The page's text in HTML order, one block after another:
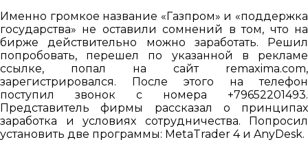
Именно громкое название «Газпром» и «поддержка
государства» не оставили сомнений в том, что на
бирже действительно можно заработать. Решил
попробовать, перешел по указанной в рекламе
ссылке, попал на сайт remaxima.com,
зарегистрировался. После этого на телефон
поступил звонок с номера +79652201493.
Представитель фирмы рассказал о принципах
заработка и условиях сотрудничества. Попросил
установить две программы: MetaTrader 4 и AnyDesk.